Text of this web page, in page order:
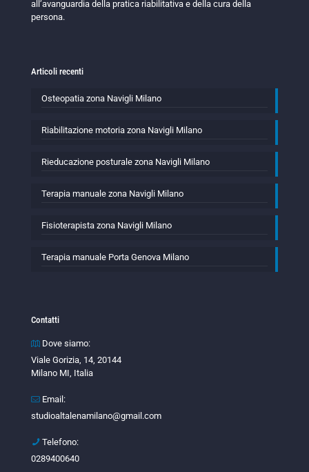
all’avanguardia della pratica riabilitativa e della cura della
persona.
Articoli recenti
Osteopatia zona Navigli Milano
Riabilitazione motoria zona Navigli Milano
Rieducazione posturale zona Navigli Milano
Terapia manuale zona Navigli Milano
Fisioterapista zona Navigli Milano
Terapia manuale Porta Genova Milano
Contatti
Dove siamo:
Viale Gorizia, 14, 20144
Milano MI, Italia
Email:
studioaltalenamilano@gmail.com
Telefono:
0289400640